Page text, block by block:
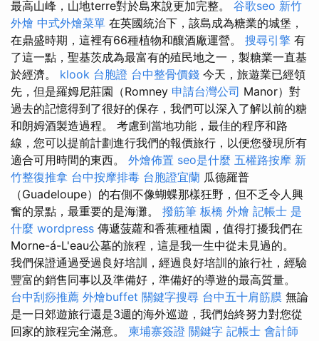
最高山峰，山地terre對於島來說更加完整。 谷歌seo 新竹
外燴 中式外燴菜單 在英國統治下，該島成為糖業的城堡，
在鼎盛時期，這裡有66種植物和釀酒廠運營。 搜尋引擎 有
了這一點，聖基茨成為最富有的殖民地之一，製糖業一直基
於經濟。 klook 台胞證 台中整骨價錢 今天，旅遊業已經領
先，但是羅姆尼莊園（Romney 申請台灣公司 Manor）對
過去的記憶得到了很好的保存，我們可以深入了解以前的糖
和朗姆酒製造過程。 考慮到當地功能，最佳的程序和路
線，您可以提前計劃進行我們的報價旅行，以便您發現所有
適合可用時間的東西。 外燴佈置 seo是什麼 五權路按摩 新
竹整復推拿 台中按摩排毒 台胞證宜蘭 瓜德羅普
（Guadeloupe）的右側不像蝴蝶那樣狂野，但不乏令人興
奮的景點，最重要的是海灘。 撥筋筆 板橋 外燴 記帳士 是
什麼 wordpress 傳遞菠蘿和香蕉種植園，值得打擾我們在
Morne-á-L'eau公墓的旅程，這是我一生中從未見過的。
我們保證通過受過良好培訓，經過良好培訓的旅行社，經驗
豐富的銷售同事以及準備好，準備好的導遊的最高質量。
台中刮痧推薦 外燴buffet 關鍵字搜尋 台中五十肩筋膜 無論
是一日郊遊旅行還是3週的海外巡遊，我們始終努力對您從
回家的旅程完全滿意。 柬埔寨簽證 關鍵字 記帳士 會計師